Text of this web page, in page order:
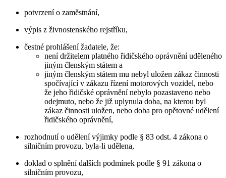
potvrzení o zaměstnání,
výpis z živnostenského rejstříku,
čestné prohlášení žadatele, že:
není držitelem platného řidičského oprávnění uděleného
jiným členským státem a
jiným členským státem mu nebyl uložen zákaz činnosti
spočívající v zákazu řízení motorových vozidel, nebo
že jeho řidičské oprávnění nebylo pozastaveno nebo
odejmuto, nebo že již uplynula doba, na kterou byl
zákaz činnosti uložen, nebo doba pro opětovné udělení
řidičského oprávnění,
rozhodnutí o udělení výjimky podle § 83 odst. 4 zákona o
silničním provozu, byla-li udělena,
doklad o splnění dalších podmínek podle § 91 zákona o
silničním provozu,